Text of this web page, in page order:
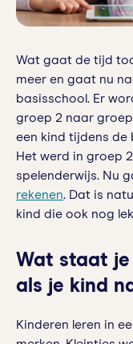
Wat gaat de tijd
meer en gaat nu
basisschool. Er
groep 2 naar
een kind tijdens de
Het werd in groep
spelenderwijs. Nu
rekenen. Dat is
kind die ook nog
Wat staat
als je kind
Kinderen leren in